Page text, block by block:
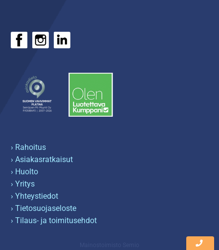
› Rahoitus
› Asiakasratkaisut
› Huolto
› Yritys
› Yhteystiedot
› Tietosuojaseloste
› Tilaus- ja toimitusehdot